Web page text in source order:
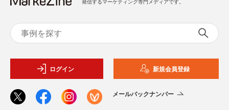
発信するマーケティング専門メディアです。
ログイン 新規会員登録
メールバックナンバー